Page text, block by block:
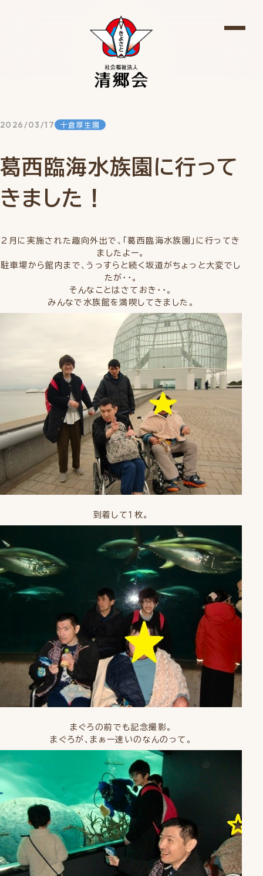
2026/03/17 十倉厚生園
葛西臨海水族園に行って
きました！
2月に実施された趣向外出で、「葛西臨海水族園」に行ってき
ましたよー。
駐車場から館内まで、うっすらと続く坂道がちょっと大変でし
たが・・。
そんなことはさておき・・。
みんなで水族館を満喫してきました。
到着して１枚。
まぐろの前でも記念撮影。
まぐろが、まぁー速いのなんのって。